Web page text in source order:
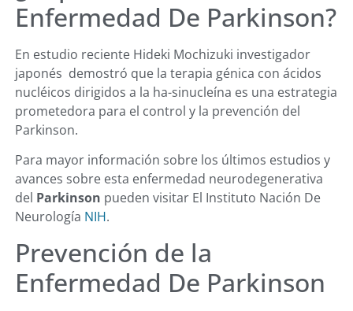
Enfermedad De Parkinson?
En estudio reciente Hideki Mochizuki investigador
japonés demostró que la terapia génica con ácidos
nucléicos dirigidos a la ha-sinucleína es una estrategia
prometedora para el control y la prevención del
Parkinson.
Para mayor información sobre los últimos estudios y
avances sobre esta enfermedad neurodegenerativa
del Parkinson pueden visitar El Instituto Nación De
Neurología NIH.
Prevención de la
Enfermedad De Parkinson